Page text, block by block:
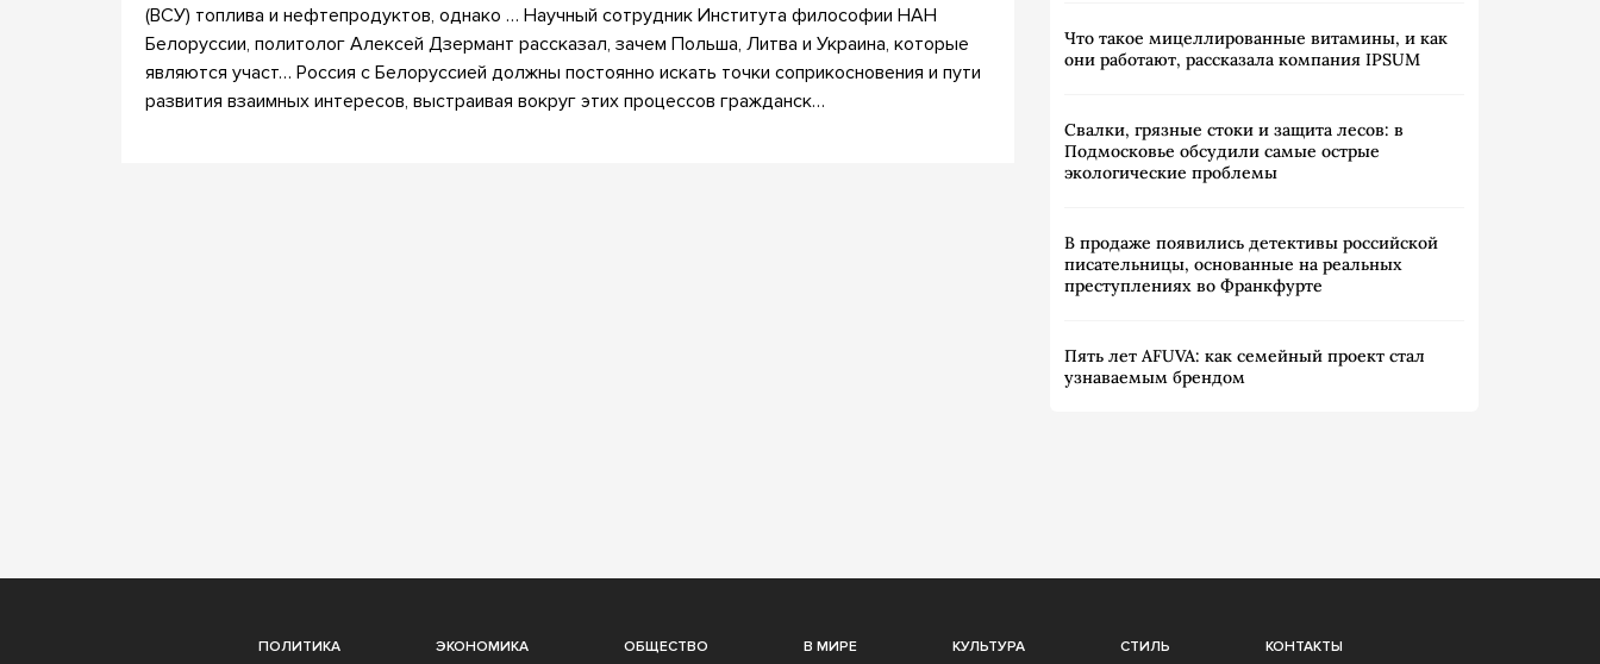
(ВСУ) топлива и нефтепродуктов, однако … Научный сотрудник Института философии НАН
Белоруссии, политолог Алексей Дзермант рассказал, зачем Польша, Литва и Украина, которые
являются участ… Россия с Белоруссией должны постоянно искать точки соприкосновения и пути
развития взаимных интересов, выстраивая вокруг этих процессов гражданск…
Что такое мицеллированные витамины, и как
они работают, рассказала компания IPSUM
Свалки, грязные стоки и защита лесов: в
Подмосковье обсудили самые острые
экологические проблемы
В продаже появились детективы российской
писательницы, основанные на реальных
преступлениях во Франкфурте
Пять лет AFUVA: как семейный проект стал
узнаваемым брендом
ПОЛИТИКА ЭКОНОМИКА ОБЩЕСТВО В МИРЕ КУЛЬТУРА СТИЛЬ КОНТАКТЫ